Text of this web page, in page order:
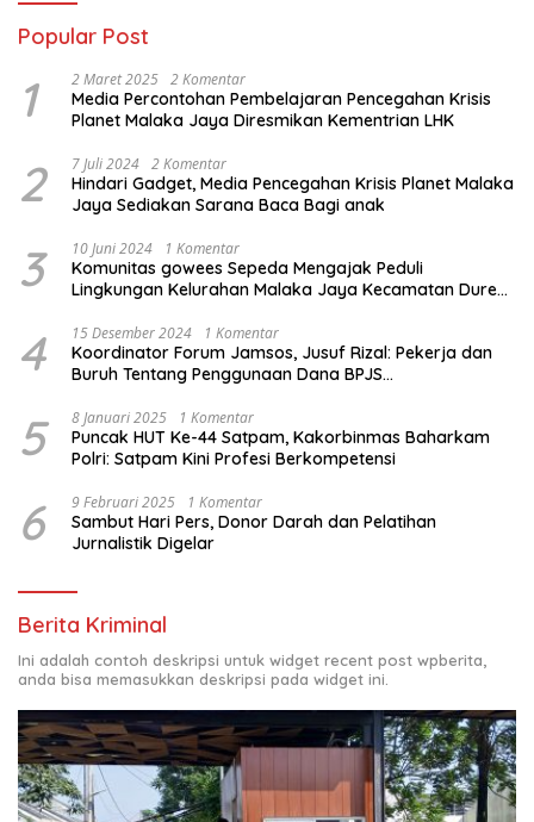
Popular Post
1 2 Maret 2025 2 Komentar
Media Percontohan Pembelajaran Pencegahan Krisis
Planet Malaka Jaya Diresmikan Kementrian LHK
2 7 Juli 2024 2 Komentar
Hindari Gadget, Media Pencegahan Krisis Planet Malaka
Jaya Sediakan Sarana Baca Bagi anak
3 10 Juni 2024 1 Komentar
Komunitas gowees Sepeda Mengajak Peduli
Lingkungan Kelurahan Malaka Jaya Kecamatan Duren
4 15 Desember 2024 1 Komentar
Koordinator Forum Jamsos, Jusuf Rizal: Pekerja dan
Buruh Tentang Penggunaan Dana BPJS
5 8 Januari 2025 1 Komentar
Puncak HUT Ke-44 Satpam, Kakorbinmas Baharkam
Polri: Satpam Kini Profesi Berkompetensi
6 9 Februari 2025 1 Komentar
Sambut Hari Pers, Donor Darah dan Pelatihan
Jurnalistik Digelar
Berita Kriminal
Ini adalah contoh deskripsi untuk widget recent post wpberita,
anda bisa memasukkan deskripsi pada widget ini.